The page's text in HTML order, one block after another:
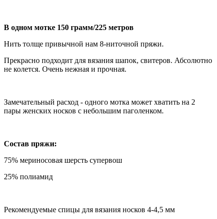
В одном мотке 150 грамм/225 метров
Нить толще привычной нам 8-ниточной пряжи.
Прекрасно подходит для вязания шапок, свитеров. Абсолютно
не колется. Очень нежная и прочная.
Замечательный расход - одного мотка может хватить на 2
пары женских носков с небольшим паголенком.
Состав пряжи:
75% мериносовая шерсть супервош
25% полиамид
Рекомендуемые спицы для вязания носков 4-4,5 мм